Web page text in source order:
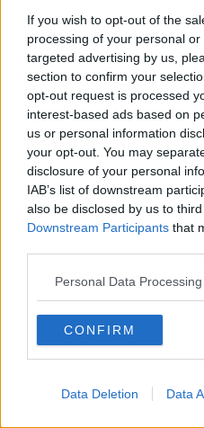
If you wish to opt-out of the
processing of your personal
targeted advertising by us,
section to confirm your
opt-out request is processed
interest-based ads based on
us or personal information
your opt-out. You may
disclosure of your personal
IAB’s list of downstream
also be disclosed by us to
Downstream Participants that
Personal Data
CONFIRM
Data Deletion Data
Metaverso smart
Fiamme
Anzi
Confessioni autoreferenziali
Utopie
Estate
Il lago
Il diluvio
La classe
Pensieri incoerenti
Dal balcone
Insomnia
Lo sgombero
Erodoto e Tucidide
Pensieri brevi
L'evoluzione della specie
Il servizio
Generazioni